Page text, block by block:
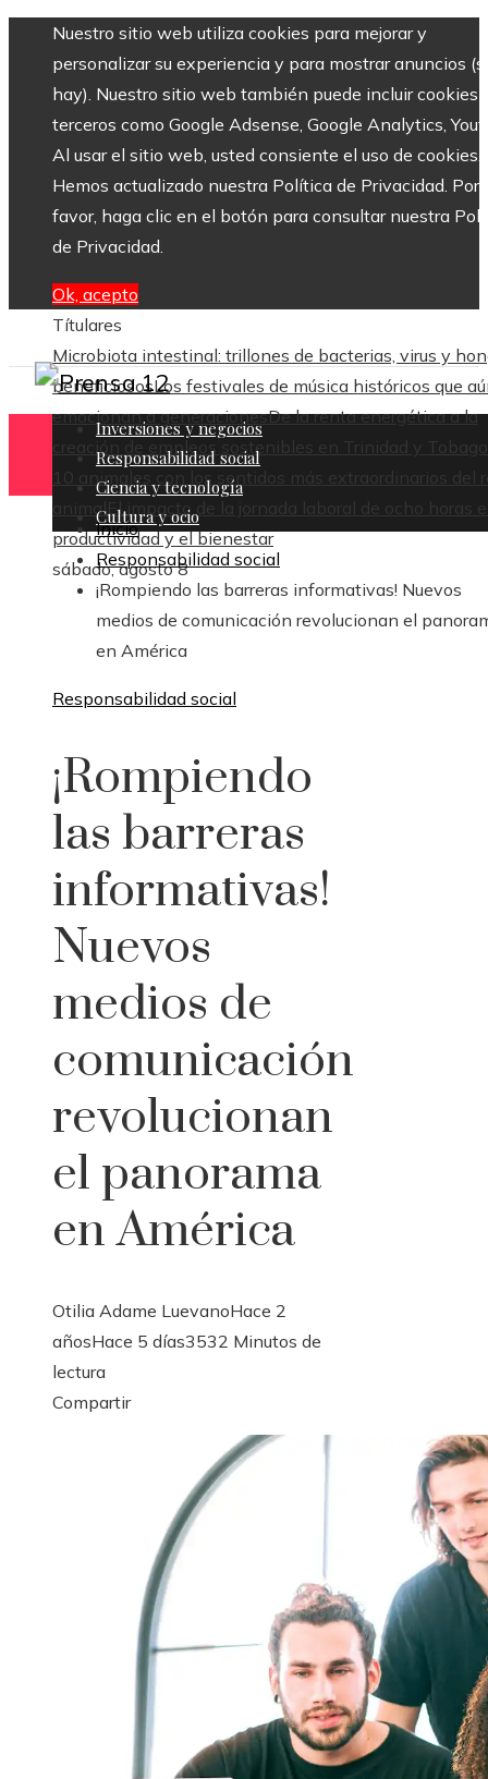
Nuestro sitio web utiliza cookies para mejorar y
personalizar su experiencia y para mostrar anuncios
hay). Nuestro sitio web también puede incluir cookies
terceros como Google Adsense, Google Analytics,
Al usar el sitio web, usted consiente el uso de cookies.
Hemos actualizado nuestra Política de Privacidad. Por
favor, haga clic en el botón para consultar nuestra
de Privacidad.
Ok, acepto
Títulares
Microbiota intestinal: trillones de bacterias, virus y
beneficiososLos festivales de música históricos que
emocionan a generacionesDe la renta energética a la
creación de empleos sostenibles en Trinidad y Tobago
10 animales con los sentidos más extraordinarios del
animalEl impacto de la jornada laboral de ocho horas
productividad y el bienestar
sábado, agosto 8
Inversiones y negocios
Responsabilidad social
Ciencia y tecnología
Cultura y ocio
Inicio
Responsabilidad social
¡Rompiendo las barreras informativas! Nuevos
medios de comunicación revolucionan el
en América
Responsabilidad social
¡Rompiendo
las barreras
informativas!
Nuevos
medios de
comunicación
revolucionan
el panorama
en América
Otilia Adame LuevanoHace 2
añosHace 5 días3532 Minutos de
lectura
Facebook
Twitter
LinkedIn
Pinterest
Stumbleupon
Email
Compartir